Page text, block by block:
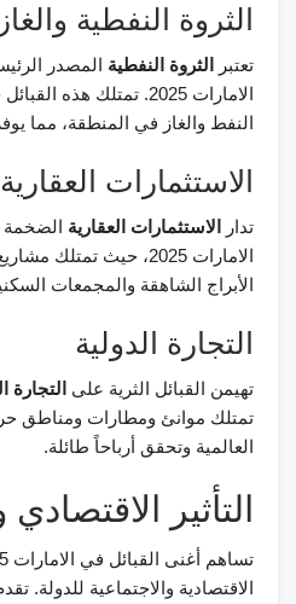
الثروة النفطية
تعتبر الثروة النفطية المصدر
الامارات 2025. تمتلك
النفط والغاز في المنطقة، مما
الاستثمارات العقارية
تدار الاستثمارات العقارية الضخمة
الامارات 2025، حيث
الأبراج الشاهقة والمجمعات
التجارة الدولية
تهيمن القبائل الثرية على التجارة
تمتلك موانئ ومطارات ومناطق
العالمية وتحقق أرباحاً طائلة.
التأثير
الاقتصادية والاجتماعية للدولة.